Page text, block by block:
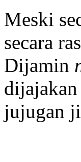
Meski
secara
Dijamin
jujugan